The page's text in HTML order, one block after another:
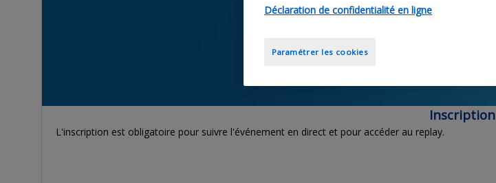
Inscription
L'inscription est obligatoire pour suivre l'événement en direct et pour accéder au replay.
Déclaration de confidentialité en ligne
Paramétrer les cookies